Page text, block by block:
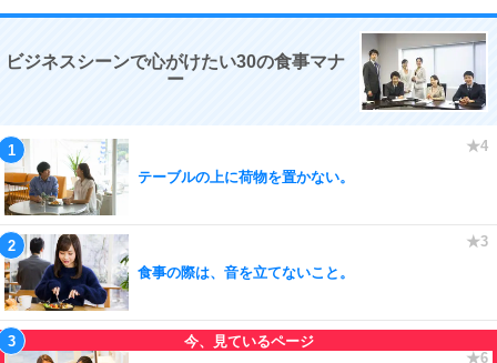
ビジネスシーンで心がけたい30の食事マナ
ー
テーブルの上に荷物を置かない。
食事の際は、音を立てないこと。